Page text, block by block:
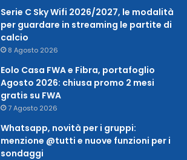
Serie C Sky Wifi 2026/2027, le modalità
per guardare in streaming le partite di
calcio
8 Agosto 2026
Eolo Casa FWA e Fibra, portafoglio
Agosto 2026: chiusa promo 2 mesi
gratis su FWA
7 Agosto 2026
Whatsapp, novità per i gruppi:
menzione @tutti e nuove funzioni per i
sondaggi